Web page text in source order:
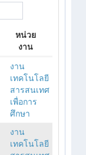
หน่วย
งาน
งาน
เทคโนโลยี
สารสนเทศ
เพื่อการ
ศึกษา
งาน
เทคโนโลยี